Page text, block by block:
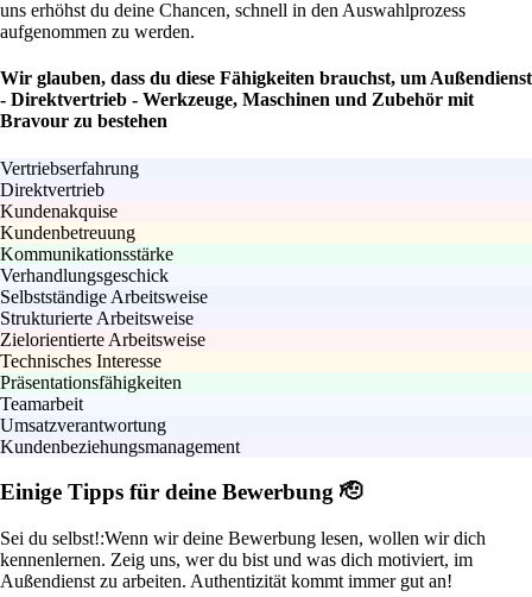
uns erhöhst du deine Chancen, schnell in den Auswahlprozess
aufgenommen zu werden.
Wir glauben, dass du diese Fähigkeiten brauchst, um Außendienst
- Direktvertrieb - Werkzeuge, Maschinen und Zubehör mit
Bravour zu bestehen
Vertriebserfahrung
Direktvertrieb
Kundenakquise
Kundenbetreuung
Kommunikationsstärke
Verhandlungsgeschick
Selbstständige Arbeitsweise
Strukturierte Arbeitsweise
Zielorientierte Arbeitsweise
Technisches Interesse
Präsentationsfähigkeiten
Teamarbeit
Umsatzverantwortung
Kundenbeziehungsmanagement
Einige Tipps für deine Bewerbung 🫡
Sei du selbst!:Wenn wir deine Bewerbung lesen, wollen wir dich
kennenlernen. Zeig uns, wer du bist und was dich motiviert, im
Außendienst zu arbeiten. Authentizität kommt immer gut an!